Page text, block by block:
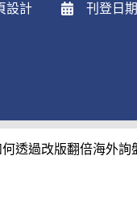
設計 刊登日期
透過改版翻倍海外詢